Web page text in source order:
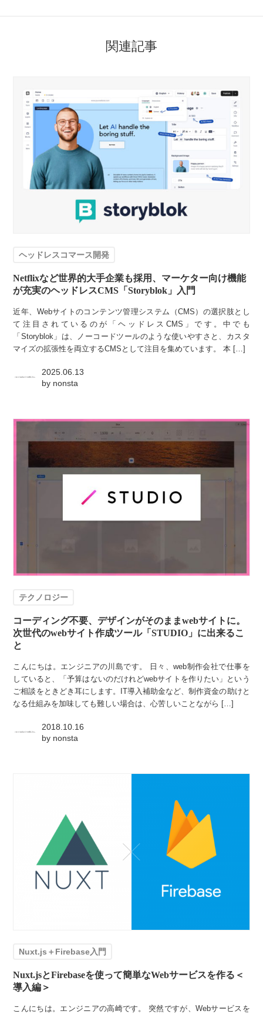
関連記事
ヘッドレスコマース開発
Netflixなど世界的大手企業も採用、マーケター向け機能
が充実のヘッドレスCMS「Storyblok」入門
近年、Webサイトのコンテンツ管理システム（CMS）の選択肢とし
て注目されているのが「ヘッドレスCMS」です。中でも
「Storyblok」は、ノーコードツールのような使いやすさと、カスタ
マイズの拡張性を両立するCMSとして注目を集めています。 本 […]
2025.06.13
by nonsta
テクノロジー
コーディング不要、デザインがそのままwebサイトに。
次世代のwebサイト作成ツール「STUDIO」に出来るこ
と
こんにちは。エンジニアの川島です。 日々、web制作会社で仕事を
していると、「予算はないのだけれどwebサイトを作りたい」という
ご相談をときどき耳にします。IT導入補助金など、制作資金の助けと
なる仕組みを加味しても難しい場合は、心苦しいことながら […]
2018.10.16
by nonsta
Nuxt.js＋Firebase入門
Nuxt.jsとFirebaseを使って簡単なWebサービスを作る＜
導入編＞
こんにちは。エンジニアの高崎です。 突然ですが、Webサービスを